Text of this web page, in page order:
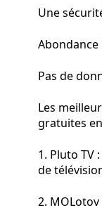
Une
Pas de
Les
gratuites
1. Pluto TV
de
2.